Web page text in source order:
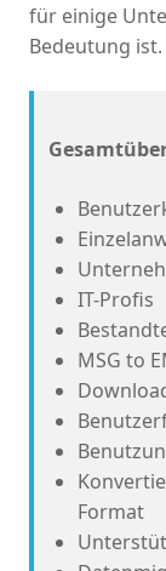
für einige
Bedeutung ist.
IT-Profis
MSG to
Format